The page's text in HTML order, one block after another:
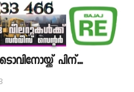
പിന്...